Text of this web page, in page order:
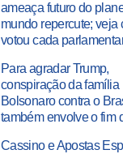
ameaça futuro do
mundo repercute; veja
votou cada
Para agradar Trump,
conspiração da família
Bolsonaro contra o
também envolve o fim
Cassino e Apostas